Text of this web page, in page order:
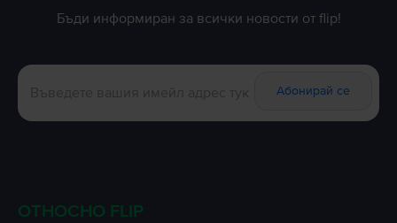
Бъди информиран за всички новости от flip!
Абонирай се
ОТНОСНО FLIP